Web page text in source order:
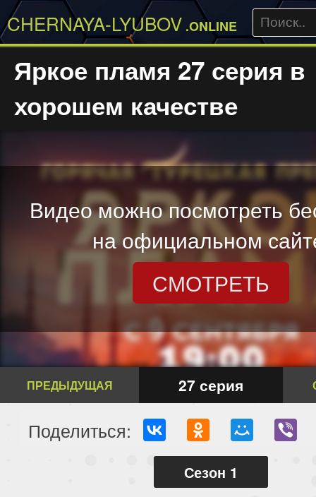
CHERNAYA-LYUBOV .ONLINE
Яркое пламя 27 серия в
хорошем качестве
Видео можно посмотреть
на официальном
СМОТРЕТЬ
ПРЕДЫДУЩАЯ 27 серия
Поделиться:
Сезон 1